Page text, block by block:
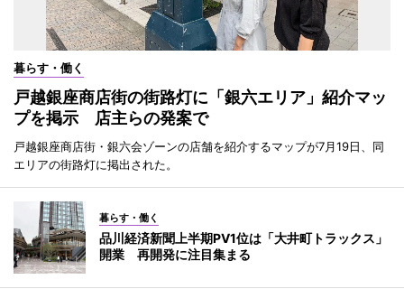
暮らす・働く
戸越銀座商店街の街路灯に「銀六エリア」紹介マッ
プを掲示 店主らの発案で
戸越銀座商店街・銀六会ゾーンの店舗を紹介するマップが7月19日、同
エリアの街路灯に掲出された。
暮らす・働く
品川経済新聞上半期PV1位は「大井町トラックス」
開業 再開発に注目集まる